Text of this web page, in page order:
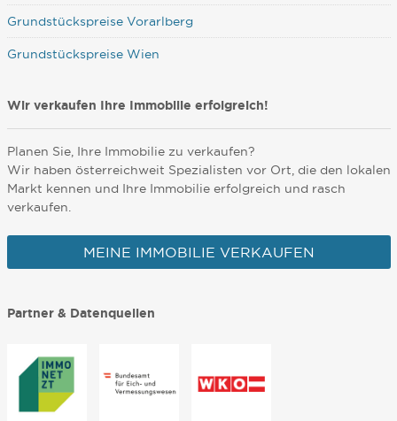
Grundstückspreise Vorarlberg
Grundstückspreise Wien
Wir verkaufen Ihre Immobilie erfolgreich!
Planen Sie, Ihre Immobilie zu verkaufen?
Wir haben österreichweit Spezialisten vor Ort, die den lokalen
Markt kennen und Ihre Immobilie erfolgreich und rasch
verkaufen.
MEINE IMMOBILIE VERKAUFEN
Partner & Datenquellen